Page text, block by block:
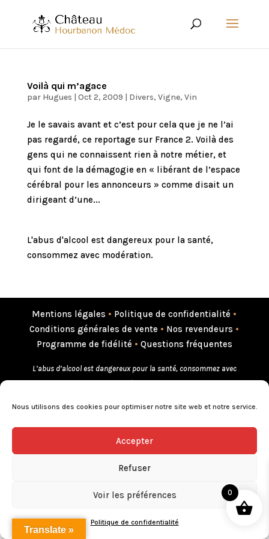
Nous utilisons des cookies pour optimiser notre site web et notre service.
Accepter
Refuser
Voir les préférences
Politique de confidentialité
Voilà qui m’agace
par Hugues | Oct 2, 2009 | Divers, Vigne, Vin
Je le savais avant et c’est pour cela que je ne l’ai
pas regardé, ce reportage sur France 2. Voilà des
gens qui ne connaissent rien à notre métier, et
qui font de la démagogie en « libérant de l’espace
cérébral pour les annonceurs » comme disait un
dirigeant d’une...
L'abus d'alcool est dangereux pour la santé,
consommez avec modération.
Mentions légales • Politique de confidentialité •
Conditions générales de vente • Nos revendeurs •
Programme de fidélité • Questions fréquentes
L’abus d’alcool est dangereux pour la santé, consommez avec
Translate »
0